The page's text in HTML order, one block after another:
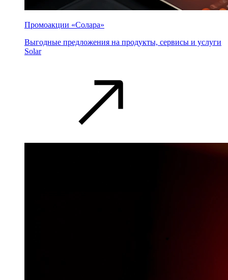
Промоакции «Солара»
Выгодные предложения на продукты, сервисы и услуги
Solar